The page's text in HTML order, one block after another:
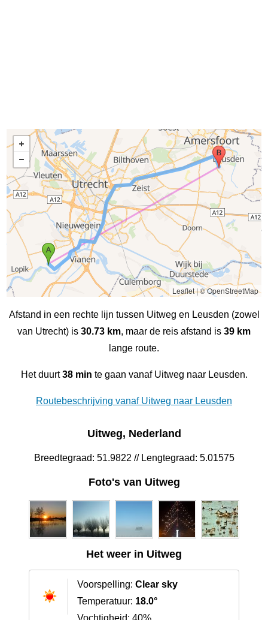
Leaflet|© OpenStreetMap
Afstand in een rechte lijn tussen Uitweg en Leusden (zowel
van Utrecht) is 30.73 km, maar de reis afstand is 39 km
lange route.
Het duurt38 min te gaan vanaf Uitweg naar Leusden.
Routebeschrijving vanaf Uitweg naar Leusden
Uitweg, Nederland
Breedtegraad: 51.9822 // Lengtegraad: 5.01575
Foto's van Uitweg
Het weer in Uitweg
Voorspelling: Clear sky
Temperatuur: 18.0°